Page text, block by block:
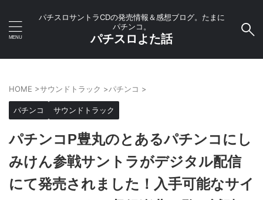
パチスロサントラCDの発売情報＆感想ブログ。たまに
パチンコ。
パチスロよた話
HOME >サウンドトラック >パチンコ >
パチンコ サウンドトラック
パチンコP豊丸のとあるパチンコにし
みけん参戦サントラがデジタル配信
にて発売されました！入手可能なサイ